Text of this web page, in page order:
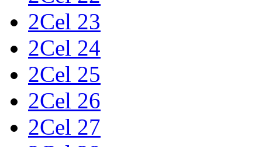
2Cel 23
2Cel 24
2Cel 25
2Cel 26
2Cel 27